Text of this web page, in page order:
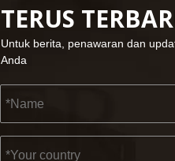
TERUS
Untuk berita, penawaran dan
Anda